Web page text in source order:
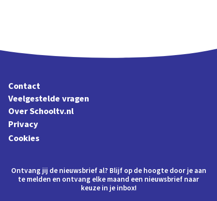
Contact
Veelgestelde vragen
Over Schooltv.nl
Privacy
Cookies
Ontvang jij de nieuwsbrief al? Blijf op de hoogte door je aan
te melden en ontvang elke maand een nieuwsbrief naar
keuze in je inbox!